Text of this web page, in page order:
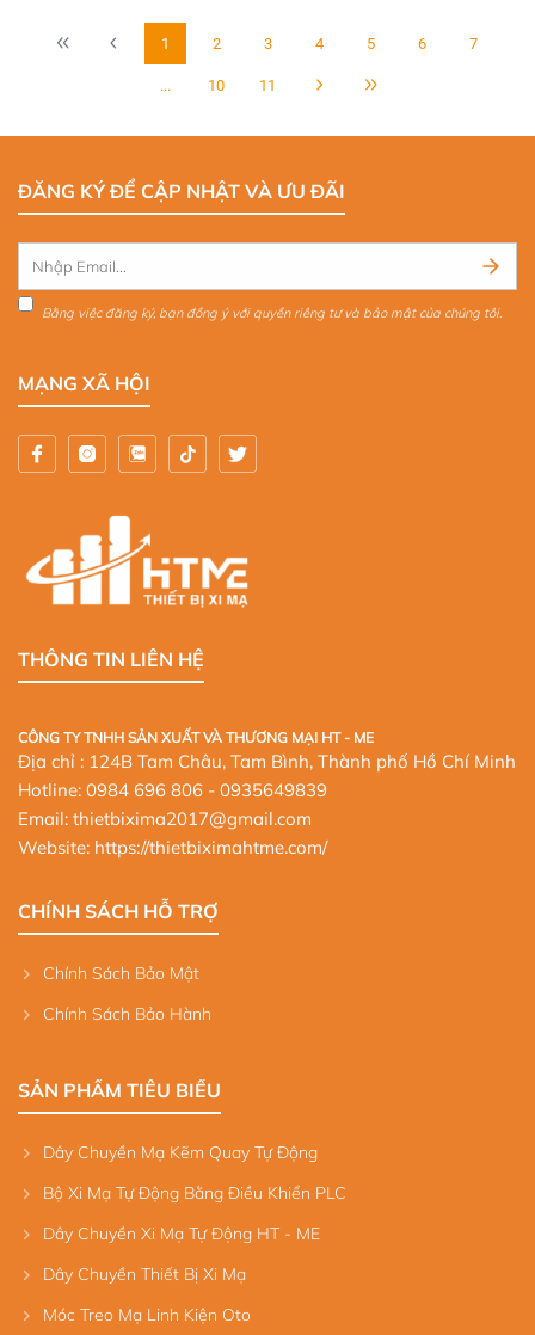
1 2 3 4 5 6 7
... 10 11
ĐĂNG KÝ ĐỂ CẬP NHẬT VÀ ƯU ĐÃI
Bằng việc đăng ký, bạn đồng ý với quyền riêng tư và bảo mật của chúng tôi.
MẠNG XÃ HỘI
THÔNG TIN LIÊN HỆ
CÔNG TY TNHH SẢN XUẤT VÀ THƯƠNG MẠI HT - ME
Địa chỉ : 124B Tam Châu, Tam Bình, Thành phố Hồ Chí Minh
Hotline: 0984 696 806 - 0935649839
Email: thietbixima2017@gmail.com
Website: https://thietbiximahtme.com/
CHÍNH SÁCH HỖ TRỢ
Chính Sách Bảo Mật
Chính Sách Bảo Hành
SẢN PHẨM TIÊU BIỂU
Dây Chuyền Mạ Kẽm Quay Tự Động
Bộ Xi Mạ Tự Động Bằng Điều Khiển PLC
Dây Chuyền Xi Mạ Tự Động HT - ME
Dây Chuyền Thiết Bị Xi Mạ
Móc Treo Mạ Linh Kiện Oto